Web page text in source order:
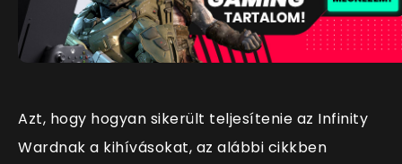
Azt, hogy hogyan sikerült teljesítenie az Infinity
Wardnak a kihívásokat, az alábbi cikkben